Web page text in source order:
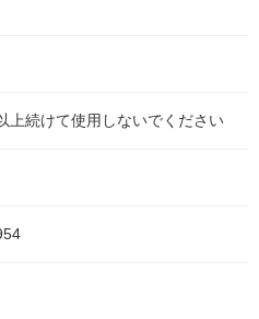
上続けて使用しないでください